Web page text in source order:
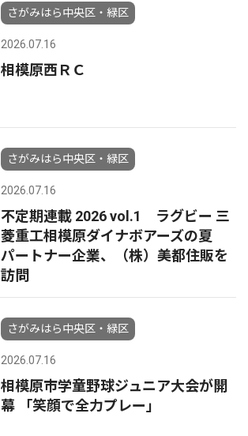
さがみはら中央区・緑区
2026.07.16
相模原西ＲＣ
さがみはら中央区・緑区
2026.07.16
不定期連載 2026 vol.1 ラグビー 三
菱重工相模原ダイナボアーズの夏
パートナー企業、（株）美都住販を
訪問
さがみはら中央区・緑区
2026.07.16
相模原市学童野球ジュニア大会が開
幕 「笑顔で全力プレー」